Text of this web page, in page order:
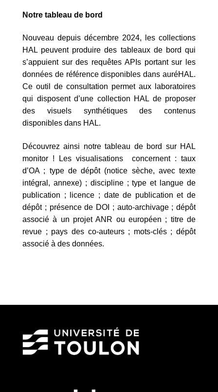
Notre tableau de bord
Nouveau depuis décembre 2024, les collections
HAL peuvent produire des tableaux de bord qui
s’appuient sur des requêtes APIs portant sur les
données de référence disponibles dans auréHAL.
Ce outil de consultation permet aux laboratoires
qui disposent d’une collection HAL de proposer
des visuels synthétiques des contenus
disponibles dans HAL.
Découvrez ainsi notre tableau de bord sur HAL
monitor ! Les visualisations concernent : taux
d’OA ; type de dépôt (notice sèche, avec texte
intégral, annexe) ; discipline ; type et langue de
publication ; licence ; date de publication et de
dépôt ; présence de DOI ; auto-archivage ; dépôt
associé à un projet ANR ou européen ; titre de
revue ; pays des co-auteurs ; mots-clés ; dépôt
associé à des données.